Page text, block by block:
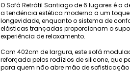
O Sofá Retrátil Santiago de 6 lugares é a
a tendência estética moderna a um
longevidade, enquanto o sistema de
elásticas trançadas proporcionam o
experiência de relaxamento.
Com 402cm de largura, este sofá
reforçada pelos rodízios de silicone, que
para quem não abre mão de